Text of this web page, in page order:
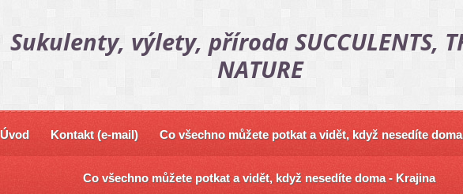
Sukulenty, výlety, příroda SUCCULENTS,
NATURE
Úvod Kontakt (e-mail) Co všechno můžete potkat a vidět, když nesedíte
Co všechno můžete potkat a vidět, když nesedíte doma - Krajina